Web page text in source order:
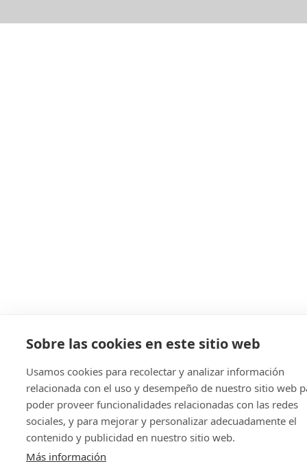
Sobre las cookies en este sitio web
Usamos cookies para recolectar y analizar información
relacionada con el uso y desempeño de nuestro sitio web
poder proveer funcionalidades relacionadas con las redes
sociales, y para mejorar y personalizar adecuadamente el
contenido y publicidad en nuestro sitio web.
Más información